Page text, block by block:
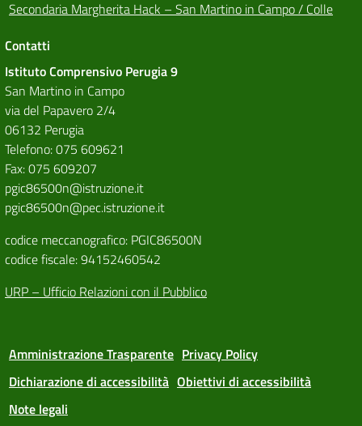
Secondaria Margherita Hack – San Martino in Campo / Colle
Contatti
Istituto Comprensivo Perugia 9
San Martino in Campo
via del Papavero 2/4
06132 Perugia
Telefono: 075 609621
Fax: 075 609207
pgic86500n@istruzione.it
pgic86500n@pec.istruzione.it
codice meccanografico: PGIC86500N
codice fiscale: 94152460542
URP – Ufficio Relazioni con il Pubblico
Amministrazione Trasparente Privacy Policy
Dichiarazione di accessibilità Obiettivi di accessibilità
Note legali